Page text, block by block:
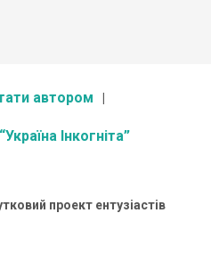
автором
Інкогніта”
проект ентузіастів